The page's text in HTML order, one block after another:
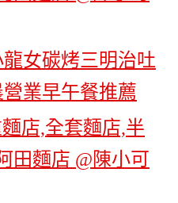
龍女碳烤三明治吐
業早午餐推薦